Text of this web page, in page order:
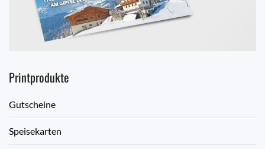
Printprodukte
Gutscheine
Speisekarten